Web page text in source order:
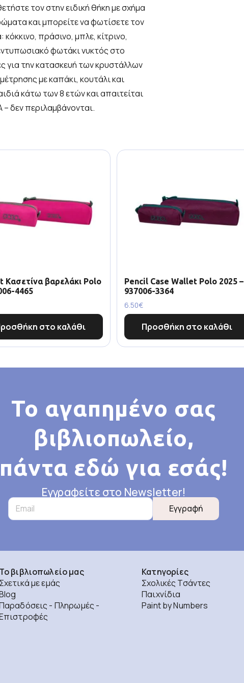
τον στην ειδική θήκη με σχήμα
και μπορείτε να φωτίσετε τον
πράσινο, μπλε, κίτρινο,
φωτάκι νυκτός στο
για την κατασκευή των κρυστάλλων
με καπάκι, κουτάλι και
κάτω των 8 ετών και απαιτείται
– δεν περιλαμβάνονται.
Κασετίνα βαρελάκι Polo
4465
στο καλάθι
Pencil Case Wallet Polo 2025 –
937006-3364
6.50€
Προσθήκη στο καλάθι
Το αγαπημένο σας
βιβλιοπωλείο,
πάντα εδώ για εσάς!
Εγγραφείτε στο Newsletter!
Εγγραφή
Το βιβλιοπωλείο μας
Σχετικά με εμάς
- Πληρωμές -
Κατηγορίες
Σχολικές Τσάντες
Παιχνίδια
Paint by Numbers